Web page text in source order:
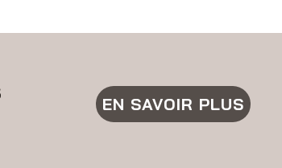
EN SAVOIR PLUS